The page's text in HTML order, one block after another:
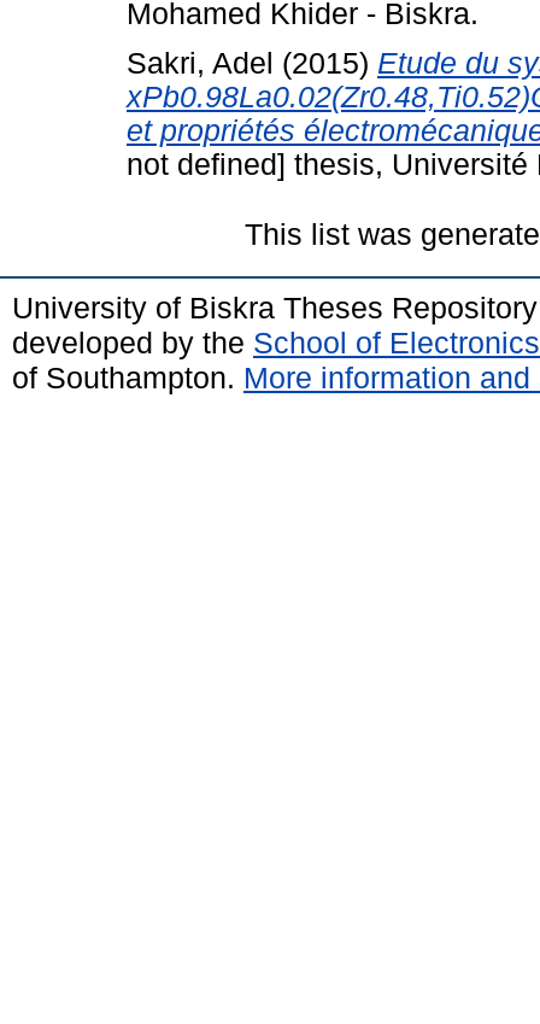
Mohamed Khider - Biskra.
Sakri, Adel (2015) Etude du
et propriétés
not defined] thesis,
This list was
University of Biskra Theses
developed by the School of
of Southampton. More information